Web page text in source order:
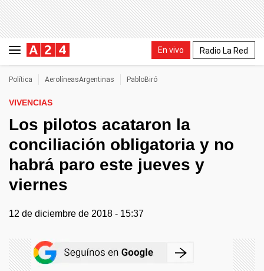
En vivo Radio La Red
Política AerolíneasArgentinas PabloBiró
VIVENCIAS
Los pilotos acataron la
conciliación obligatoria y no
habrá paro este jueves y
viernes
12 de diciembre de 2018 - 15:37